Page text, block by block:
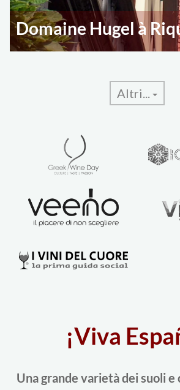
Domaine Hugel à
Altri...
¡Viva
Una grande varietà dei suoli